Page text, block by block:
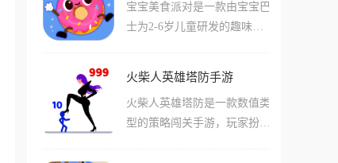
和多人游玩,玩家将和好友一
起拆除炸弹,一不小心,炸弹就
中,玩家一方扮演拆弹者,目标
另一方则扮演拆弹专家,通过
使用拆弹手册指引你完成拆弹
宝宝美食派对是一款由宝宝巴
士为2-6岁儿童研发的趣味食
了可爱的卡通形象，它们不仅
会说话，宝贝的任务就是帮助
这些美食朋友装扮自己，参加
火柴人英雄塔防手游
火柴人英雄塔防是一款数值类
型的策略闯关手游，玩家扮演